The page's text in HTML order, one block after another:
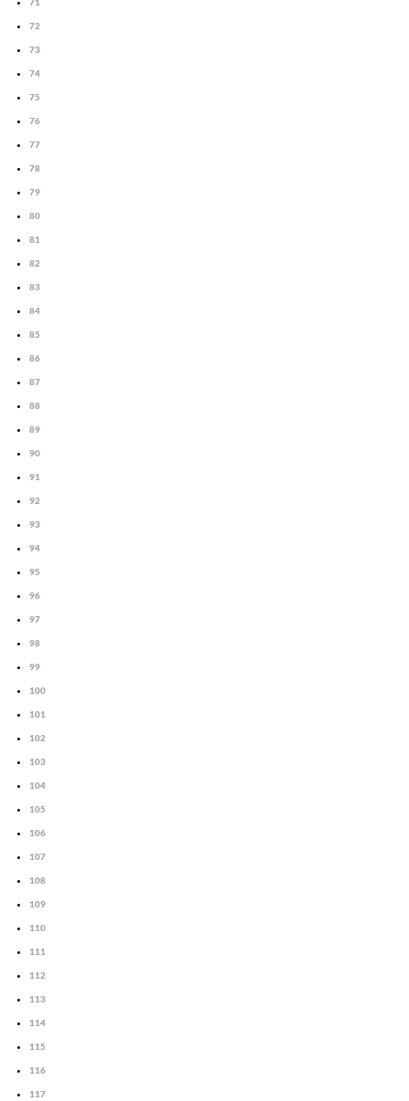
71
72
73
74
75
76
77
78
79
80
81
82
83
84
85
86
87
88
89
90
91
92
93
94
95
96
97
98
99
100
101
102
103
104
105
106
107
108
109
110
111
112
113
114
115
116
117